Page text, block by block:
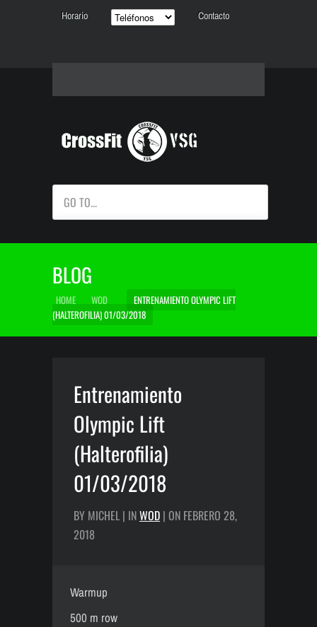
Horario Contacto
GO TO...
BLOG
HOME WOD
ENTRENAMIENTO OLYMPIC LIFT
(HALTEROFILIA) 01/03/2018
Entrenamiento
Olympic Lift
(Halterofilia)
01/03/2018
BY MICHEL | INWOD | ON FEBRERO 28,
2018
Warmup
500 m row